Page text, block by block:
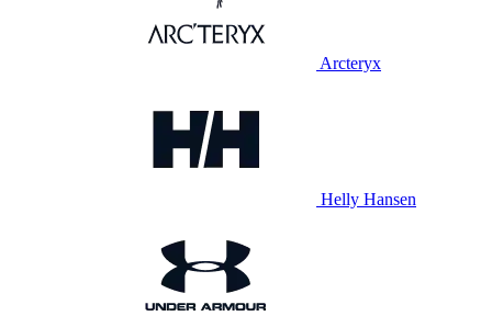
Arcteryx
Helly Hansen